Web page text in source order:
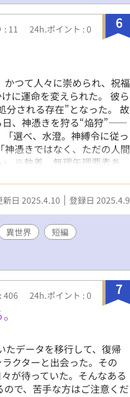
6
: 11 24h.ポイント : 0
つて人々に崇められ、祝福
に運命を変えられた。 彼ら
分される存在”となった。 故
日、神憑きを狩る“焔狩”――
選べ、水澄。神縛令に従っ
憑きではなく、ただの人間
※執着、無理矢理要素あ
定です。
新日 2025.4.10 登録日 2025.4.9
異世界
短編
7
406 24h.ポイント : 0
たデータを移行して、復帰
クターと出会った。その
が待っていた。そんなある
で、苦手な方はご注意くだ